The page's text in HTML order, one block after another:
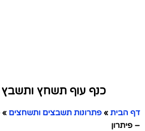
כנף עוף תשחץ ותשבץ
דף הבית » פתרונות תשבצים ותשחצים »
– פיתרון